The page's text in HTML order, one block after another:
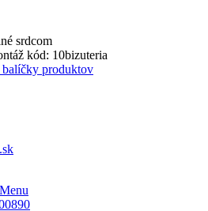
srdcom
kód: 10bizuteria
produktov